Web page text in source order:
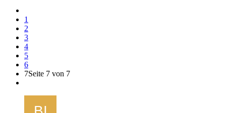
1
2
3
4
5
6
7Seite 7 von 7